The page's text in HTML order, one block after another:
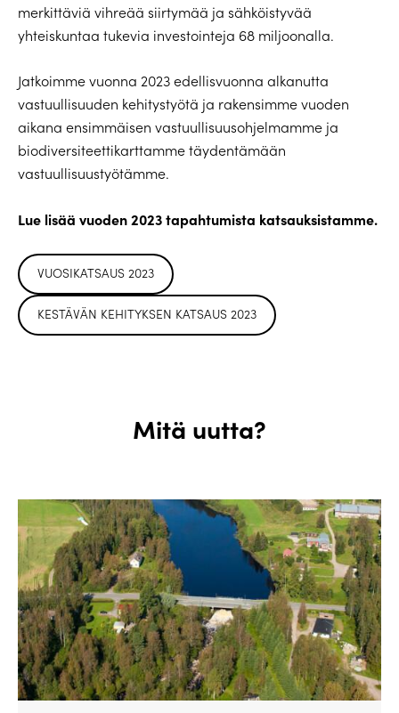
merkittäviä vihreää siirtymää ja sähköistyvää
yhteiskuntaa tukevia investointeja 68 miljoonalla.
Jatkoimme vuonna 2023 edellisvuonna alkanutta
vastuullisuuden kehitystyötä ja rakensimme vuoden
aikana ensimmäisen vastuullisuusohjelmamme ja
biodiversiteettikarttamme täydentämään
vastuullisuustyötämme.
Lue lisää vuoden 2023 tapahtumista katsauksistamme.
VUOSIKATSAUS 2023
KESTÄVÄN KEHITYKSEN KATSAUS 2023
Mitä uutta?